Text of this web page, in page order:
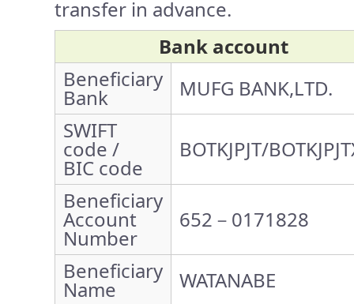
transfer in advance.
Bank account
Beneficiary
Bank
MUFG BANK,LTD.
SWIFT
code /
BIC code
BOTKJPJT/
Beneficiary
Account
Number
652－0171828
Beneficiary
Name WATANABE